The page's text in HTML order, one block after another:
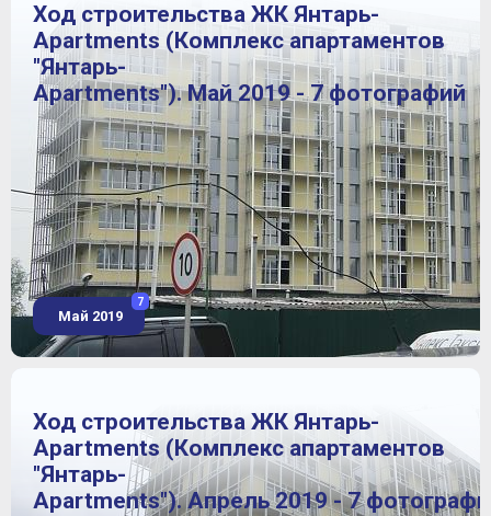
Ход строительства ЖК Янтарь-
Apartments (Комплекс апартаментов
"Янтарь-
Apartments"). Май 2019 - 7 фотографий
Май 2019
7
Ход строительства ЖК Янтарь-
Apartments (Комплекс апартаментов
"Янтарь-
Apartments"). Апрель 2019 - 7